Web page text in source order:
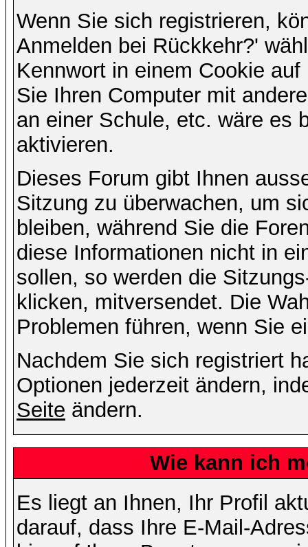
Wenn Sie sich registrieren,
Anmelden bei Rückkehr?'
Kennwort in einem Cookie
Sie Ihren Computer mit
an einer Schule, etc. wäre es
aktivieren.
Dieses Forum gibt Ihnen
Sitzung zu überwachen, um
bleiben, während Sie die
diese Informationen nicht in
sollen, so werden die
klicken, mitversendet. Die
Problemen führen, wenn Sie
Nachdem Sie sich registriert
Optionen jederzeit ändern,
Seite ändern.
Wie kann ich
Es liegt an Ihnen, Ihr Profil
darauf, dass Ihre E-Mail-